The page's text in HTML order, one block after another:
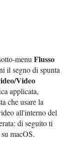
menuFlusso
il segno di spunta
Video
applicata,
che usare la
all'interno del
di seguito ti
macOS.